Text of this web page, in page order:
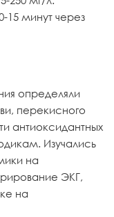
15 минут через
определяли
перекисного
антиоксидантных
Изучались
на
ЭКГ,
на